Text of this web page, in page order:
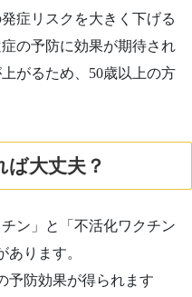
症リスクを大きく下げる
の予防に効果が期待され
がるため、50歳以上の方
ば大丈夫？
ン」と「不活化ワクチン
あります。
予防効果が得られます